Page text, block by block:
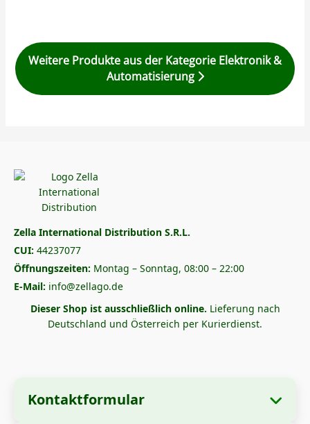
Weitere Produkte aus der Kategorie Elektronik &
Automatisierung
Zella International Distribution S.R.L.
CUI: 44237077
Öffnungszeiten: Montag – Sonntag, 08:00 – 22:00
E-Mail: info@zellago.de
Dieser Shop ist ausschließlich online. Lieferung nach
Deutschland und Österreich per Kurierdienst.
Kontaktformular